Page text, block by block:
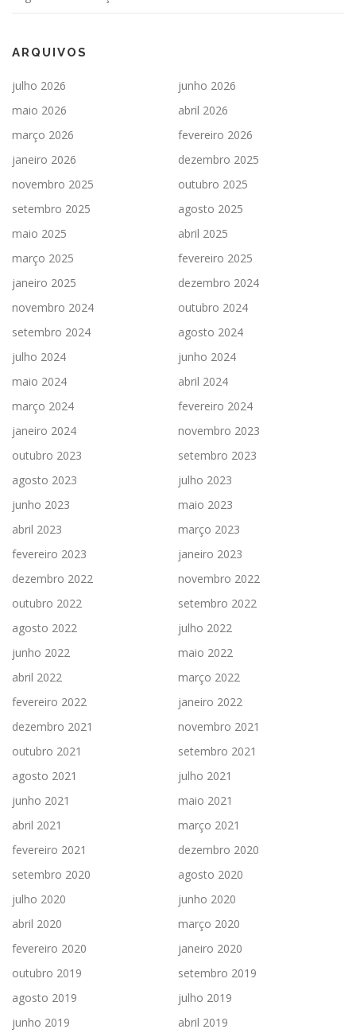
ARQUIVOS
julho 2026
junho 2026
maio 2026
abril 2026
março 2026
fevereiro 2026
janeiro 2026
dezembro 2025
novembro 2025
outubro 2025
setembro 2025
agosto 2025
maio 2025
abril 2025
março 2025
fevereiro 2025
janeiro 2025
dezembro 2024
novembro 2024
outubro 2024
setembro 2024
agosto 2024
julho 2024
junho 2024
maio 2024
abril 2024
março 2024
fevereiro 2024
janeiro 2024
novembro 2023
outubro 2023
setembro 2023
agosto 2023
julho 2023
junho 2023
maio 2023
abril 2023
março 2023
fevereiro 2023
janeiro 2023
dezembro 2022
novembro 2022
outubro 2022
setembro 2022
agosto 2022
julho 2022
junho 2022
maio 2022
abril 2022
março 2022
fevereiro 2022
janeiro 2022
dezembro 2021
novembro 2021
outubro 2021
setembro 2021
agosto 2021
julho 2021
junho 2021
maio 2021
abril 2021
março 2021
fevereiro 2021
dezembro 2020
setembro 2020
agosto 2020
julho 2020
junho 2020
abril 2020
março 2020
fevereiro 2020
janeiro 2020
outubro 2019
setembro 2019
agosto 2019
julho 2019
junho 2019
abril 2019